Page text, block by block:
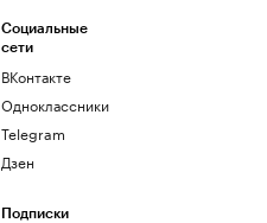
Социальные
сети
ВКонтакте
Одноклассники
Telegram
Дзен
Подписки